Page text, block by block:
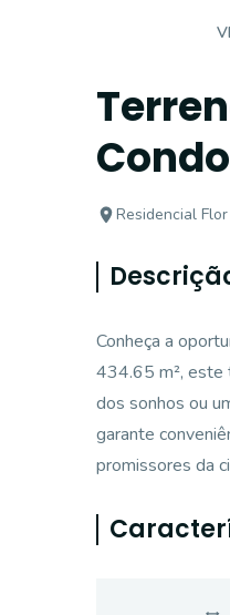
Residencial
Conheça a
434.65 m², este
dos sonhos ou
garante
promissores da